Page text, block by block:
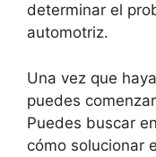
determinar el
automotriz.
Una vez que
puedes
Puedes buscar
cómo solucionar